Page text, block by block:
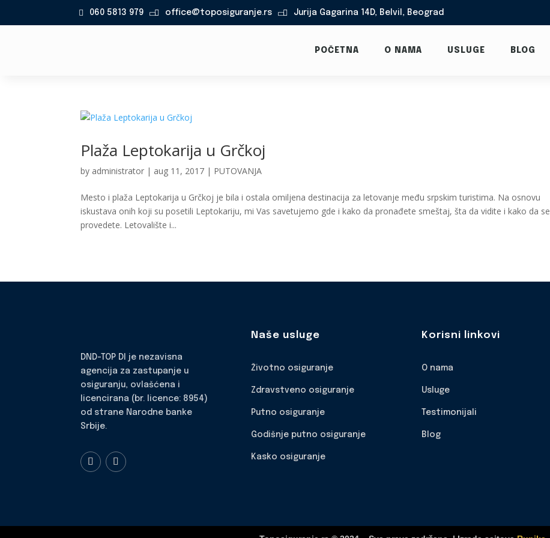
060 5813 979  office@toposiguranje.rs  Jurija Gagarina 14D, Belvil, Beograd
POČETNA O NAMA USLUGE BLOG
Plaža Leptokarija u Grčkoj
by administrator | aug 11, 2017 | PUTOVANJA
Mesto i plaža Leptokarija u Grčkoj je bila i ostala omiljena destinacija za letovanje među srpskim turistima. Na osnovu
iskustava onih koji su posetili Leptokariju, mi Vas savetujemo gde i kako da pronađete smeštaj, šta da vidite i kako da se
provedete. Letovalište i...
DND-TOP DI je nezavisna
agencija za zastupanje u
osiguranju, ovlašćena i
licencirana (br. licence: 8954)
od strane Narodne banke
Srbije.
Naše usluge
Životno osiguranje
Zdravstveno osiguranje
Putno osiguranje
Godišnje putno osiguranje
Kasko osiguranje
Korisni linkovi
O nama
Usluge
Testimonijali
Blog